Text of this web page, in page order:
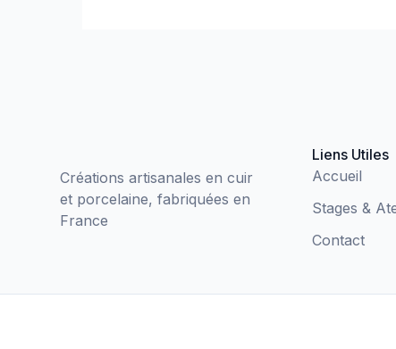
Créations artisanales en cuir
et porcelaine, fabriquées en
France
Liens Utiles
Accueil
Stages &
Contact